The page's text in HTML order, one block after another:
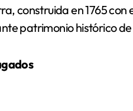
construida en 1765
patrimonio histórico